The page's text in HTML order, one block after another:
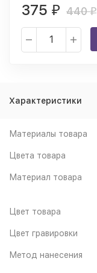
375 ₽ 440₽
Характеристики
Материалы товара
Цвета товара
Материал товара
Цвет товара
Цвет гравировки
Метод нанесения